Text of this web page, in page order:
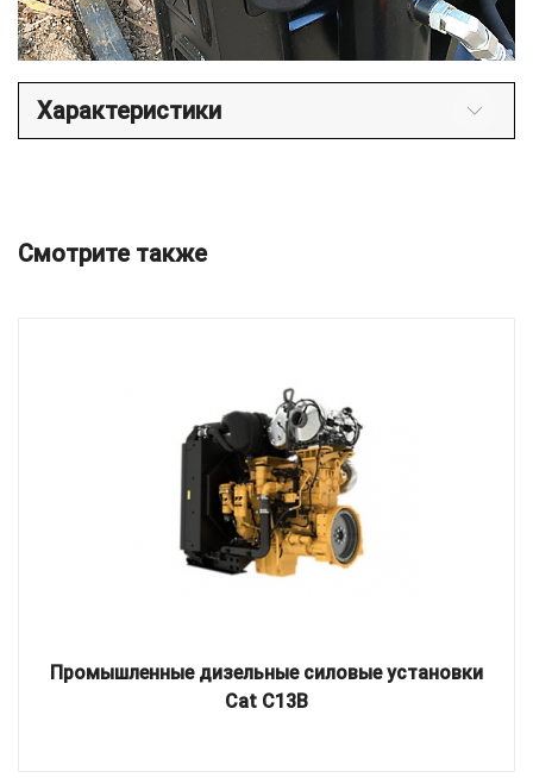
Характеристики
Смотрите также
Промышленные дизельные силовые установки
Cat C13B